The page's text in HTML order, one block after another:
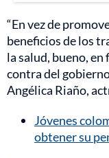
“En vez de
beneficios de los
la salud, bueno,
contra del
Angélica Riaño,
Jóvenes
obtener su